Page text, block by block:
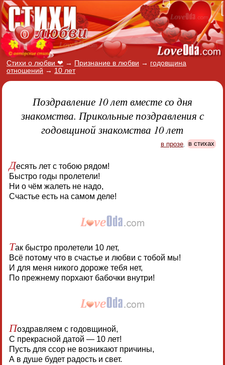
Стихи о любви ❤ → Признание в любви → годовщина
отношений → 10 лет
Поздравление 10 лет вместе со дня
знакомства. Прикольные поздравления с
годовщиной знакомства 10 лет
в прозе, в стихах
Десять лет с тобою рядом!
Быстро годы пролетели!
Ни о чём жалеть не надо,
Счастье есть на самом деле!
Так быстро пролетели 10 лет,
Всё потому что в счастье и любви с тобой мы!
И для меня никого дороже тебя нет,
По прежнему порхают бабочки внутри!
Поздравляем с годовщиной,
С прекрасной датой — 10 лет!
Пусть для ссор не возникают причины,
А в душе будет радость и свет.